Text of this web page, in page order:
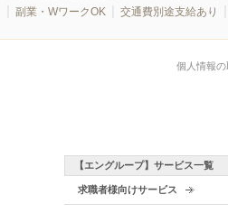
副業・WワークOK
交通費別途支給あり
個人情報
【エングループ】サービス一覧
求職者様向けサービス